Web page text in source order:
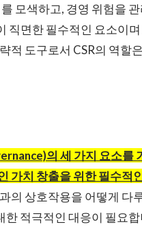
모색하고, 경영 위험을
직면한 필수적인 요소이
적 도구로서 CSR의 역할
의 세 가지 요소를
가치 창출을 위한 필수적
의 상호작용을 어떻게 다
적극적인 대응이 필요